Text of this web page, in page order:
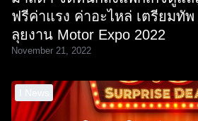
ฟรีค่าแรง ค่าอะไหล่ เตรียมทัพ
ลุยงาน Motor Expo 2022
November 21, 2022
I News